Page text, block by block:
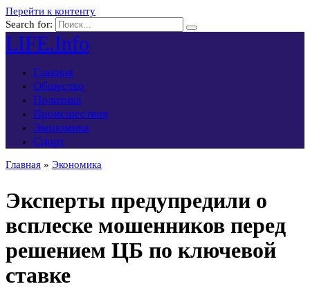
Перейти к контенту
Search for:
LIFE.Info
Главная
Общество
Политика
Происшествия
Экономика
Спорт
Главная » Экономика
Эксперты предупредили о
всплеске мошенников перед
решением ЦБ по ключевой
ставке